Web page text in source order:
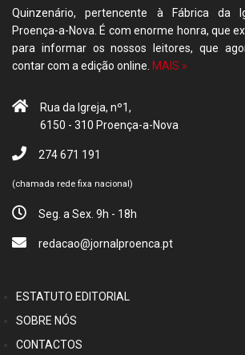
Quinzenário, pertencente à Fábrica da
Proença-a-Nova. É com enorme honra, que
para informar os nossos leitores, que
contar com a edição online. MAIS »
Rua da Igreja, nº1,
6150 - 310 Proença-a-Nova
274 671 191
(chamada rede fixa nacional)
Seg. a Sex. 9h - 18h
redacao@jornalproenca.pt
ESTATUTO EDITORIAL
SOBRE NÓS
CONTACTOS